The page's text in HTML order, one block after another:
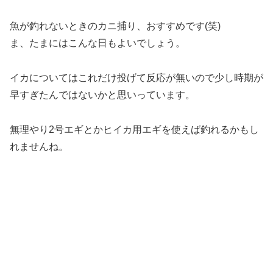
魚が釣れないときのカニ捕り、おすすめです(笑)
ま、たまにはこんな日もよいでしょう。
イカについてはこれだけ投げて反応が無いので少し時期が
早すぎたんではないかと思いっています。
無理やり2号エギとかヒイカ用エギを使えば釣れるかもし
れませんね。